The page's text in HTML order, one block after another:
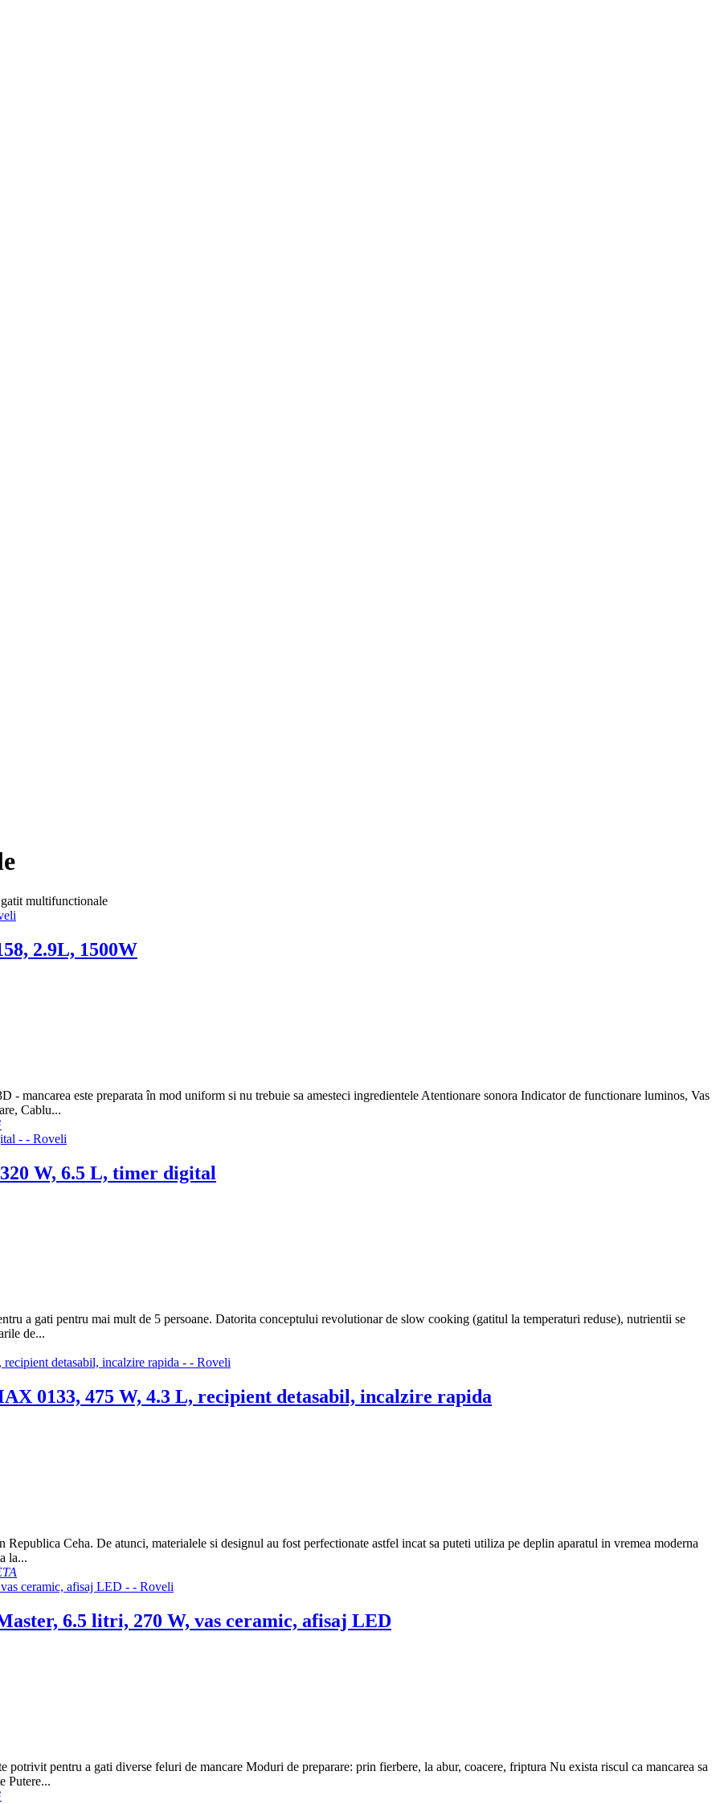
multifunctionale
2.9L, 1500W
mancarea este preparata în mod uniform si nu trebuie sa amesteci ingredientele Atentionare sonora Indicator de functionare luminos, Vas
Cablu...
W, 6.5 L, timer digital
a gati pentru mai mult de 5 persoane. Datorita conceptului revolutionar de slow cooking (gatitul la temperaturi reduse), nutrientii se
de...
0133, 475 W, 4.3 L, recipient detasabil, incalzire rapida
Ceha. De atunci, materialele si designul au fost perfectionate astfel incat sa puteti utiliza pe deplin aparatul in vremea moderna
la...
6.5 litri, 270 W, vas ceramic, afisaj LED
potrivit pentru a gati diverse feluri de mancare Moduri de preparare: prin fierbere, la abur, coacere, friptura Nu exista riscul ca mancarea sa
Putere...